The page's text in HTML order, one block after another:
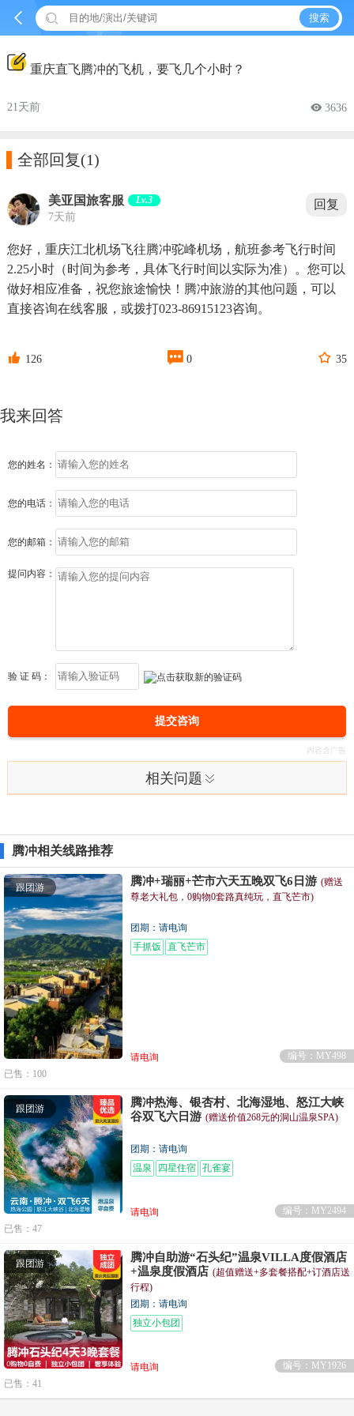
  搜索
重庆直飞腾冲的飞机，要飞几个小时？
21天前  3636
全部回复(1)
美亚国旅客服 Lv.3
7天前
回复
您好，重庆江北机场飞往腾冲驼峰机场，航班参考飞行时间
2.25小时（时间为参考，具体飞行时间以实际为准）。您可以
做好相应准备，祝您旅途愉快！腾冲旅游的其他问题，可以
直接咨询在线客服，或拨打023-86915123咨询。
 126  0  35
我来回答
您的姓名：
您的电话：
您的邮箱：
提问内容：
验 证 码：
提交咨询
相关问题
腾冲相关线路推荐
跟团游 腾冲+瑞丽+芒市六天五晚双飞6日游 (赠送
尊老大礼包，0购物0套路真纯玩，直飞芒市)
团期：请电询
手抓饭
直飞芒市
请电询
编号：MY498
已售：100
跟团游
腾冲热海、银杏村、北海湿地、怒江大峡
谷双飞六日游 (赠送价值268元的洞山温泉SPA)
团期：请电询
温泉
四星住宿 孔雀宴
请电询
编号：MY2494
已售：47
跟团游
腾冲自助游“石头纪”温泉VILLA度假酒店
+温泉度假酒店 (超值赠送+多套餐搭配+订酒店送
行程)
团期：请电询
独立小包团
请电询
编号：MY1926
已售：41